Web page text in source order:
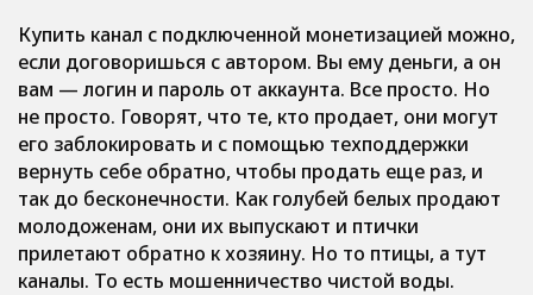
Купить канал с подключенной монетизацией можно,
если договоришься с автором. Вы ему деньги, а он
вам — логин и пароль от аккаунта. Все просто. Но
не просто. Говорят, что те, кто продает, они могут
его заблокировать и с помощью техподдержки
вернуть себе обратно, чтобы продать еще раз, и
так до бесконечности. Как голубей белых продают
молодоженам, они их выпускают и птички
прилетают обратно к хозяину. Но то птицы, а тут
каналы. То есть мошенничество чистой воды.